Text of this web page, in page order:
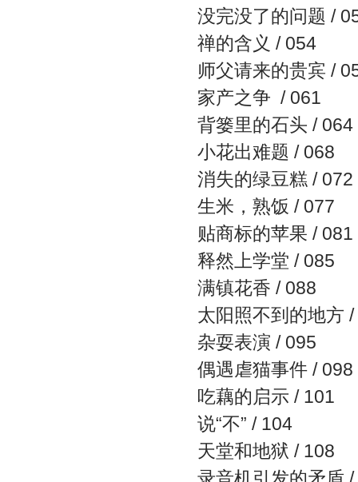
没完没了的问题 /
禅的含义 / 054
师父请来的贵宾 /
家产之争 / 061
背篓里的石头 / 064
小花出难题 / 068
消失的绿豆糕 / 072
生米，熟饭 / 077
贴商标的苹果 / 081
释然上学堂 / 085
满镇花香 / 088
太阳照不到的地方
杂耍表演 / 095
偶遇虐猫事件 / 098
吃藕的启示 / 101
说“不” / 104
天堂和地狱 / 108